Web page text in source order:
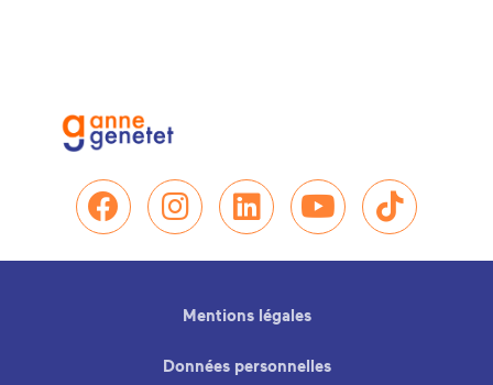
Nous retrouver sur
Nous retrouver sur
Nous retrouver
NousNous
Mentions légales
Données personnelles